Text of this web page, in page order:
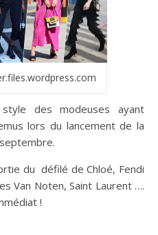
des modeuses ayant
lors du lancement de la
du défilé de Chloé, Fendi
Van Noten, Saint Laurent ….
!